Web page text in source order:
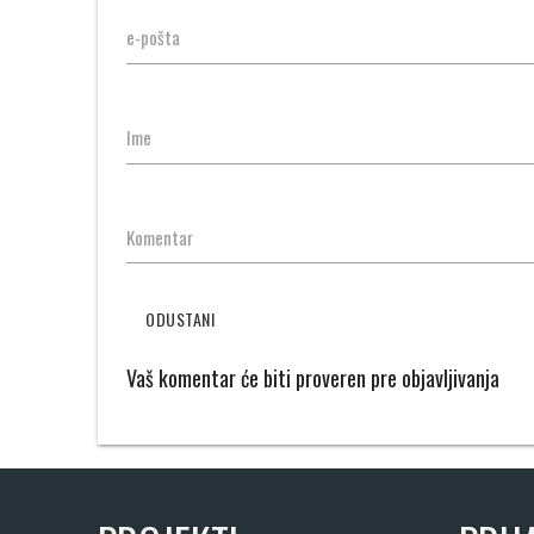
e-pošta
Ime
Komentar
ODUSTANI
Vaš komentar će biti proveren pre objavljivanja